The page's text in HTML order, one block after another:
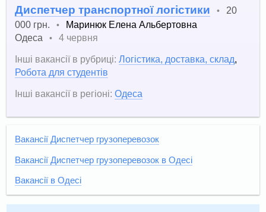
Диспетчер транспортної логістики •
20
000 грн.
•
Маринюк Елена Альбертовна
Одеса
•
4 червня
Інші вакансії в рубриці: Логістика, доставка, склад,
Робота для студентів
Інші вакансії в регіоні: Одеса
Вакансії Диспетчер грузоперевозок
Вакансії Диспетчер грузоперевозок в Одесі
Вакансії в Одесі